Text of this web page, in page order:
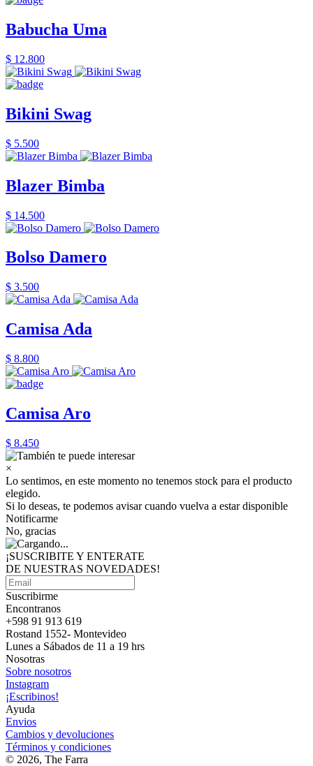
Babucha Uma
$ 12.800
Bikini Swag
$ 5.500
Blazer Bimba
$ 14.500
Bolso Damero
$ 3.500
Camisa Ada
$ 8.800
Camisa Aro
$ 8.450
×
Lo sentimos, en este momento no tenemos stock para el producto
elegido.
Si lo deseas, te podemos avisar cuando vuelva a estar disponible
Notificarme
No, gracias
¡SUSCRIBITE Y ENTERATE
DE NUESTRAS NOVEDADES!
Suscribirme
Encontranos
+598 91 913 619
Rostand 1552- Montevideo
Lunes a Sábados de 11 a 19 hrs
Nosotras
Sobre nosotros
Instagram
¡Escribinos!
Ayuda
Envios
Cambios y devoluciones
Términos y condiciones
© 2026, The Farra